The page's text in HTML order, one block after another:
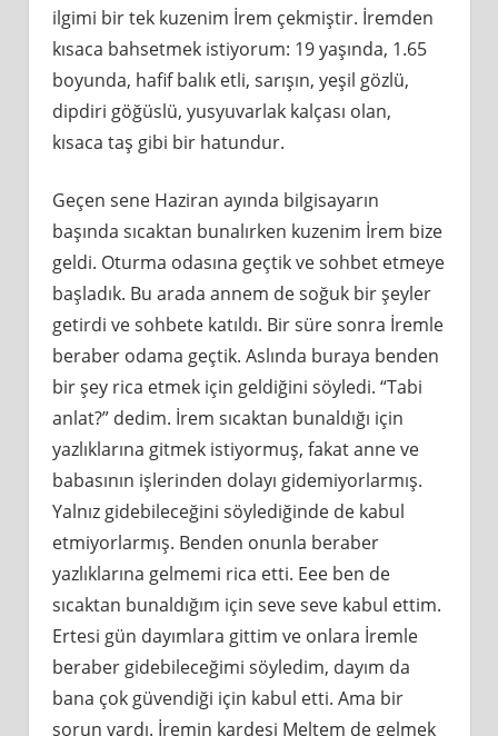
ilgimi bir tek kuzenim İrem çekmiştir. İremden
kısaca bahsetmek istiyorum: 19 yaşında, 1.65
boyunda, hafif balık etli, sarışın, yeşil gözlü,
dipdiri göğüslü, yusyuvarlak kalçası olan,
kısaca taş gibi bir hatundur.
Geçen sene Haziran ayında bilgisayarın
başında sıcaktan bunalırken kuzenim İrem bize
geldi. Oturma odasına geçtik ve sohbet etmeye
başladık. Bu arada annem de soğuk bir şeyler
getirdi ve sohbete katıldı. Bir süre sonra İremle
beraber odama geçtik. Aslında buraya benden
bir şey rica etmek için geldiğini söyledi. “Tabi
anlat?” dedim. İrem sıcaktan bunaldığı için
yazlıklarına gitmek istiyormuş, fakat anne ve
babasının işlerinden dolayı gidemiyorlarmış.
Yalnız gidebileceğini söylediğinde de kabul
etmiyorlarmış. Benden onunla beraber
yazlıklarına gelmemi rica etti. Eee ben de
sıcaktan bunaldığım için seve seve kabul ettim.
Ertesi gün dayımlara gittim ve onlara İremle
beraber gidebileceğimi söyledim, dayım da
bana çok güvendiği için kabul etti. Ama bir
sorun vardı. İremin kardeşi Meltem de gelmek